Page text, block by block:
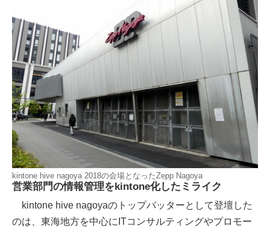
kintone hive nagoya 2018の会場となったZepp Nagoya
営業部門の情報管理をkintone化したミライク
kintone hive nagoyaのトップバッターとして登壇した
のは、東海地方を中心にITコンサルティングやプロモー